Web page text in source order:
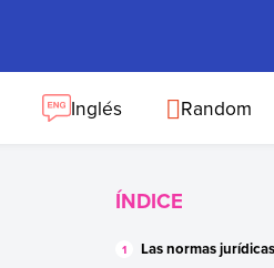
Inglés Random
ÍNDICE
Las normas jurídicas